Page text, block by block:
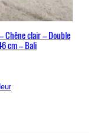
Chêne clair – Double
cm – Bali